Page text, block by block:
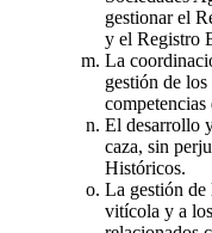
gestionar el
y el Registro
La
gestión de
El desarrollo
caza, sin
Históricos.
La gestión
vitícola y a